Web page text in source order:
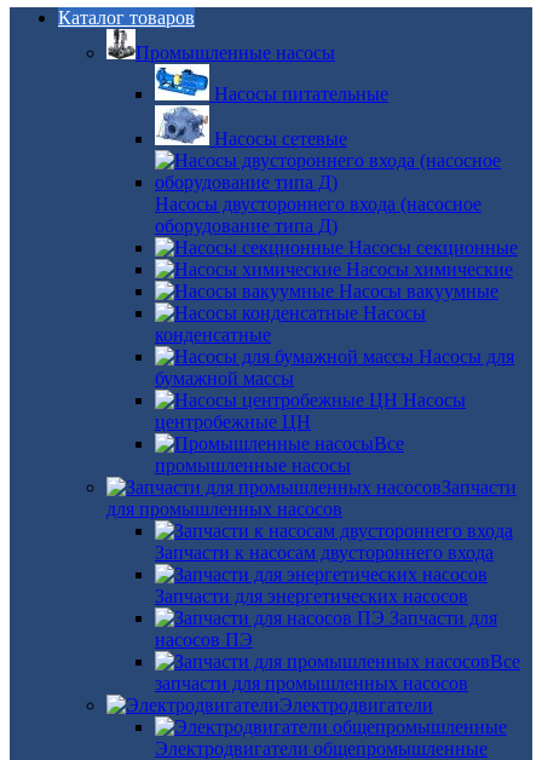
Каталог товаров
Промышленные насосы
Насосы питательные
Насосы сетевые
Насосы двустороннего входа (насосное
оборудование типа Д)
Насосы секционные
Насосы химические
Насосы вакуумные
Насосы
конденсатные
Насосы для
бумажной массы
Насосы
центробежные ЦН
Все
промышленные насосы
Запчасти
для промышленных насосов
Запчасти к насосам двустороннего входа
Запчасти для энергетических насосов
Запчасти для
насосов ПЭ
Все
запчасти для промышленных насосов
Электродвигатели
Электродвигатели общепромышленные